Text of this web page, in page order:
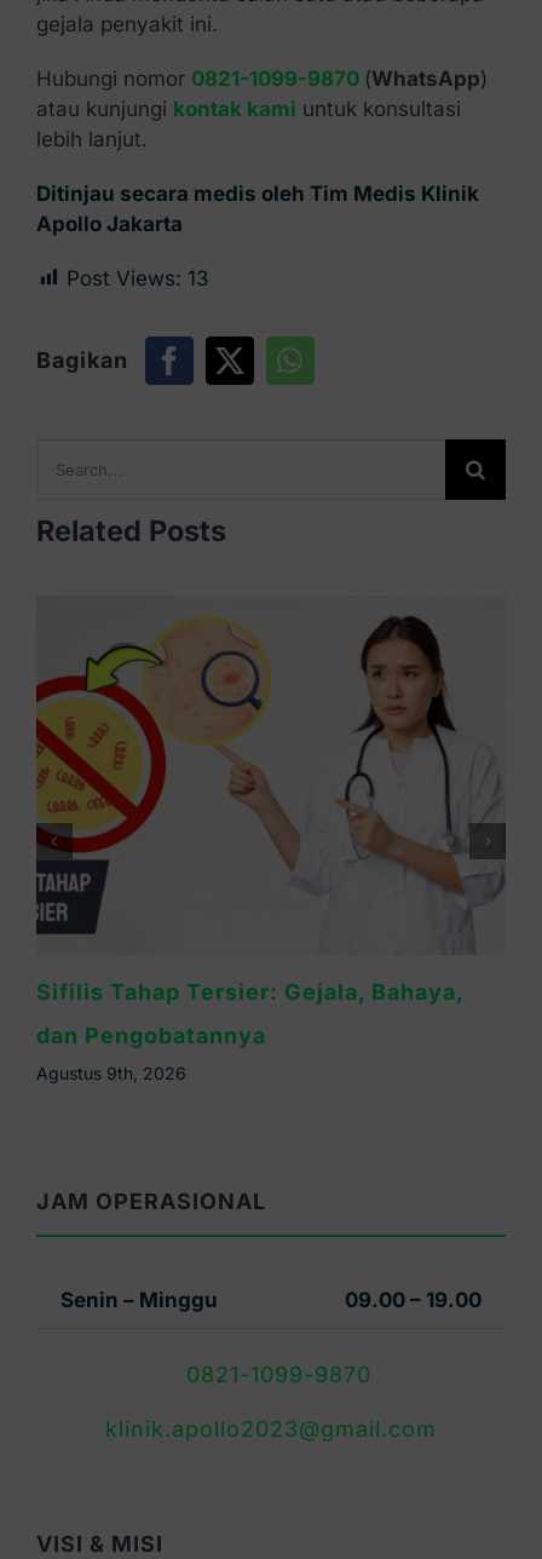
gejala penyakit ini.
Hubungi nomor 0821-1099-9870 (WhatsApp)
atau kunjungi kontak kami untuk konsultasi
lebih lanjut.
Ditinjau secara medis oleh Tim Medis Klinik
Apollo Jakarta
Post Views: 13
Bagikan
for:
Related Posts
Cara Mengobati Sifilis yang Tepat dan
Efektif
Agustus 8th, 2026
JAM OPERASIONAL
Senin – Minggu 09.00 – 19.00
0821-1099-9870
klinik.apollo2023@gmail.com
VISI & MISI